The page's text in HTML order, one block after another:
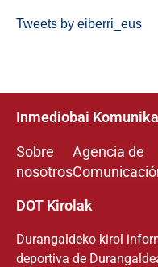
Tweets by eiberri_eus
Inmediobai
Sobre
nosotros
Agencia de
DOT Kirolak
Durangaldeko kirol
deportiva de